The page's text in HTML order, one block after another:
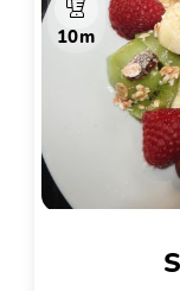
10m